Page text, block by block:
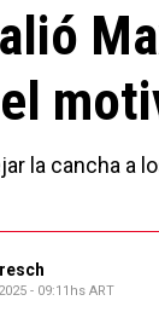
Copa
Copa
Selección
la cancha a
- 09:11hs ART